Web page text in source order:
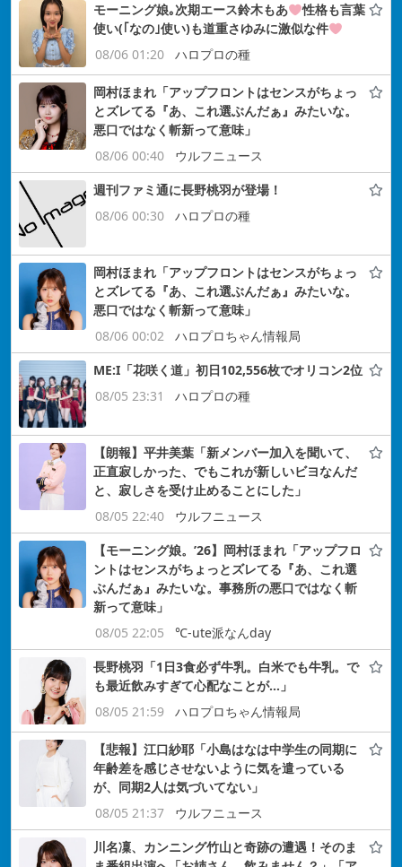
モーニング娘｡次期エース鈴木もあ
性格も言葉
使い(｢なの｣使い)も道重さゆみに激似な件
08/06 01:20
ハロプロの種
岡村ほまれ「アップフロントはセンスがちょっ
とズレてる『あ、これ選ぶんだぁ』みたいな。
悪口ではなく斬新って意味」
08/06 00:40
ウルフニュース
週刊ファミ通に長野桃羽が登場！
08/06 00:30
ハロプロの種
岡村ほまれ「アップフロントはセンスがちょっ
とズレてる『あ、これ選ぶんだぁ』みたいな。
悪口ではなく斬新って意味」
08/06 00:02
ハロプロちゃん情報局
ME:I「花咲く道」初日102,556枚でオリコン2位
08/05 23:31
ハロプロの種
【朗報】平井美葉「新メンバー加入を聞いて、
正直寂しかった、でもこれが新しいビヨなんだ
と、寂しさを受け止めることにした」
08/05 22:40
ウルフニュース
【モーニング娘。’26】岡村ほまれ「アップフロ
ントはセンスがちょっとズレてる『あ、これ選
ぶんだぁ』みたいな。事務所の悪口ではなく斬
新って意味」
08/05 22:05
℃-ute派なんday
長野桃羽「1日3食必ず牛乳。白米でも牛乳。で
も最近飲みすぎて心配なことが…」
08/05 21:59
ハロプロちゃん情報局
【悲報】江口紗耶「小島はなは中学生の同期に
年齢差を感じさせないように気を遣っている
が、同期2人は気づいてない」
08/05 21:37
ウルフニュース
川名凜、カンニング竹山と奇跡の遭遇！そのま